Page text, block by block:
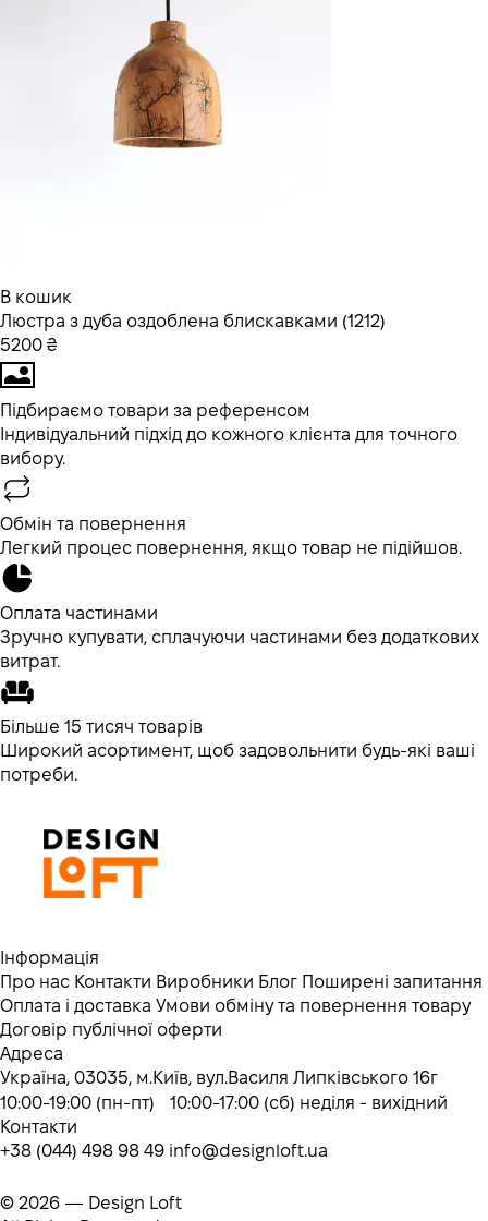
В кошик
Люстра з дуба оздоблена блискавками (1212)
5200 ₴
Підбираємо товари за референсом
Індивідуальний підхід до кожного клієнта для точного
вибору.
Обмін та повернення
Легкий процес повернення, якщо товар не підійшов.
Оплата частинами
Зручно купувати, сплачуючи частинами без додаткових
витрат.
Більше 15 тисяч товарів
Широкий асортимент, щоб задовольнити будь-які ваші
потреби.
Інформація
Про нас Контакти Виробники Блог Поширені запитання
Оплата і доставка Умови обміну та повернення товару
Договір публічної оферти
Адреса
Україна, 03035, м.Київ, вул.Василя Липківського 16г
10:00-19:00 (пн-пт) 10:00-17:00 (сб) неділя - вихідний
Контакти
+38 (044) 498 98 49 info@designloft.ua
© 2026 — Design Loft